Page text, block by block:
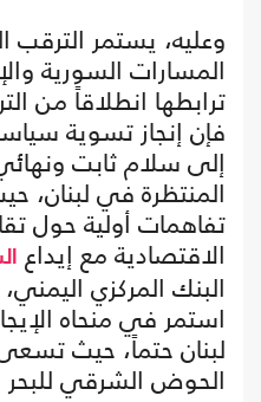
وعليه، يستمر الترقب
المسارات السورية
ترابطها انطلاقاً من
فإن إنجاز تسوية
إلى سلام ثابت
المنتظرة في لبنان،
تفاهمات أولية حول
الاقتصادية مع إيداع
البنك المركزي
استمر في منحاه
لبنان حتماً، حيث
الحوض الشرقي